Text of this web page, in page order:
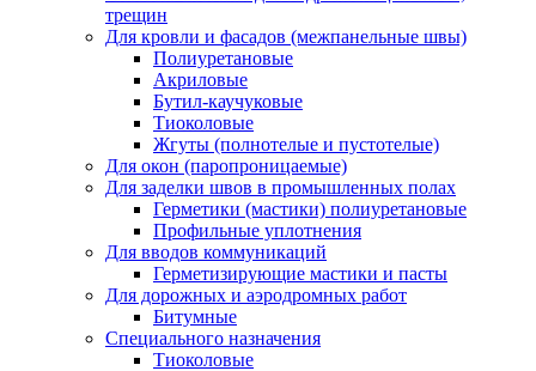
трещин
Для кровли и фасадов (межпанельные швы)
Полиуретановые
Акриловые
Бутил-каучуковые
Тиоколовые
Жгуты (полнотелые и пустотелые)
Для окон (паропроницаемые)
Для заделки швов в промышленных полах
Герметики (мастики) полиуретановые
Профильные уплотнения
Для вводов коммуникаций
Герметизирующие мастики и пасты
Для дорожных и аэродромных работ
Битумные
Специального назначения
Тиоколовые